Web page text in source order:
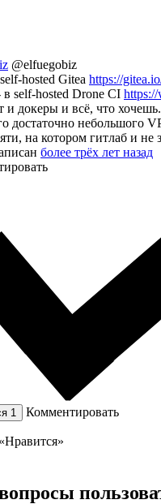
@elfuegobiz
hosted Gitea https://
self-hosted Drone CI
и докеры и всё, что хочешь.
достаточно небольшого
на котором гитлаб и не
более трёх лет назад
1 Комментировать